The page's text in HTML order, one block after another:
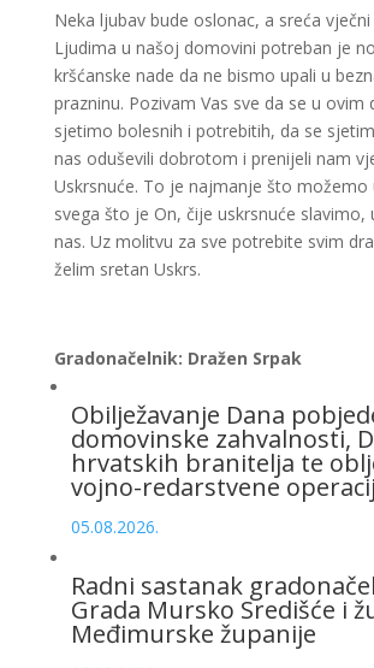
Neka ljubav bude oslonac, a sreća vječni
Ljudima u našoj domovini potreban je
kršćanske nade da ne bismo upali u
prazninu. Pozivam Vas sve da se u ovim
sjetimo bolesnih i potrebitih, da se
nas oduševili dobrotom i prenijeli nam
Uskrsnuće. To je najmanje što možemo
svega što je On, čije uskrsnuće slavimo,
nas. Uz molitvu za sve potrebite svim
želim sretan Uskrs.
Gradonačelnik: Dražen Srpak
Obilježavanje Dana
domovinske zahvalnosti,
hrvatskih branitelja te
vojno-redarstvene
05.08.2026.
Radni sastanak
Grada Mursko Središće i
Međimurske županije